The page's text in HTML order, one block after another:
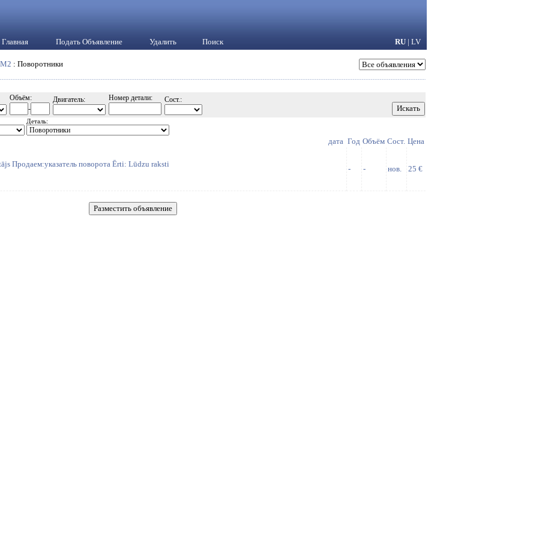
Главная Подать Объявление Удалить Поиск RU | LV
M2 : Поворотники
Объём:
-
Двигатель: Номер детали: Сост.:
Деталь:
дата Год Объём Сост. Цена
Продаем:указатель поворота Ērti: Lūdzu raksti
- - нов. 25 €